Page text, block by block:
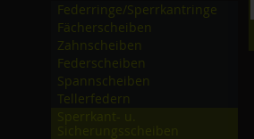
Federringe/­Sperrkantringe
Fächerscheiben
Zahnscheiben
Federscheiben
Spannscheiben
Tellerfedern